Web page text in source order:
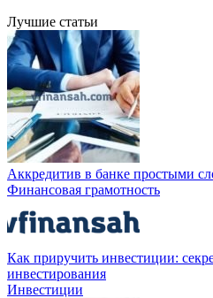
Лучшие статьи
Аккредитив в банке простыми
Финансовая грамотность
Как приручить инвестиции:
инвестирования
Инвестиции